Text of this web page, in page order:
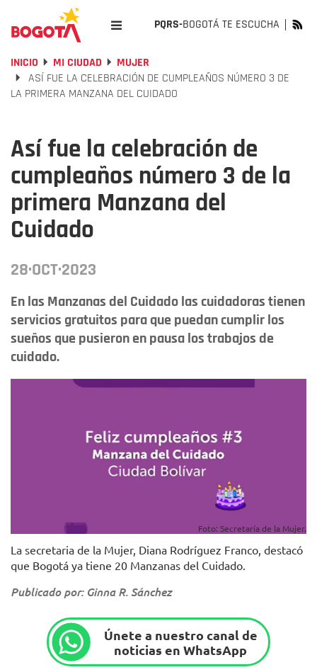
PQRS-BOGOTÁ TE ESCUCHA
INICIO MI CIUDAD
MUJER
ASÍ FUE LA CELEBRACIÓN DE CUMPLEAÑOS NÚMERO 3 DE
LA PRIMERA MANZANA DEL CUIDADO
Así fue la celebración de
cumpleaños número 3 de la
primera Manzana del
Cuidado
28·OCT·2023
En las Manzanas del Cuidado las cuidadoras tienen
servicios gratuitos para que puedan cumplir los
sueños que pusieron en pausa los trabajos de
cuidado.
Foto: Secretaría de la Mujer.
La secretaria de la Mujer, Diana Rodríguez Franco, destacó
que Bogotá ya tiene 20 Manzanas del Cuidado.
Publicado por: Ginna R. Sánchez
Únete a nuestro canal de
noticias en WhatsApp